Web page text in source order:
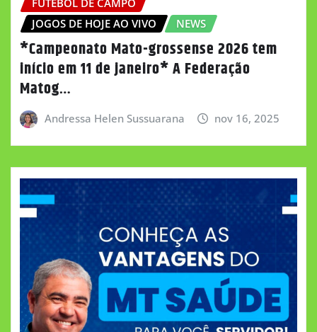
JOGOS DE HOJE AO VIVO
NEWS
*Campeonato Mato-grossense 2026 tem
início em 11 de janeiro* A Federação
Matog…
Andressa Helen Sussuarana nov 16, 2025